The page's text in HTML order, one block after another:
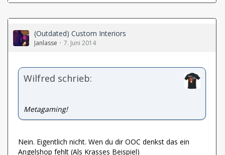
(Outdated) Custom Interiors
Janlasse 7. Juni 2014
Wilfred schrieb:
Metagaming!
Nein. Eigentlich nicht. Wen du dir OOC denkst das ein
Angelshop fehlt (Als Krasses Beispiel)